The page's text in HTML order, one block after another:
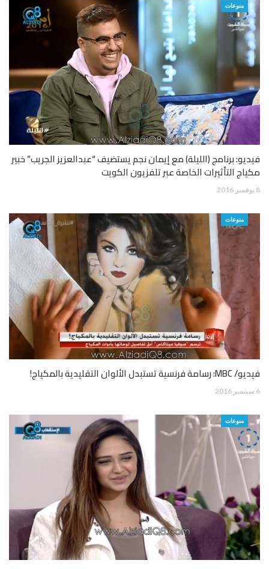
منوعات
فيديو: برنامج (الليلة) مع إيمان نجم يستضيف “عبدالعزيز الجريب” خبير
مكياج التأثيرات الخاصة عبر تلفزيون الكويت
8 نوفمبر 2016
منوعات
فيديو/ MBC: رسامة فرنسية تستبدل الألوان التقليدية بالمكياج!
6 سبتمبر 2016
منوعات